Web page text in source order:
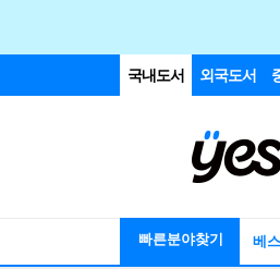
국내도서 외국도서
빠른분야찾기 베